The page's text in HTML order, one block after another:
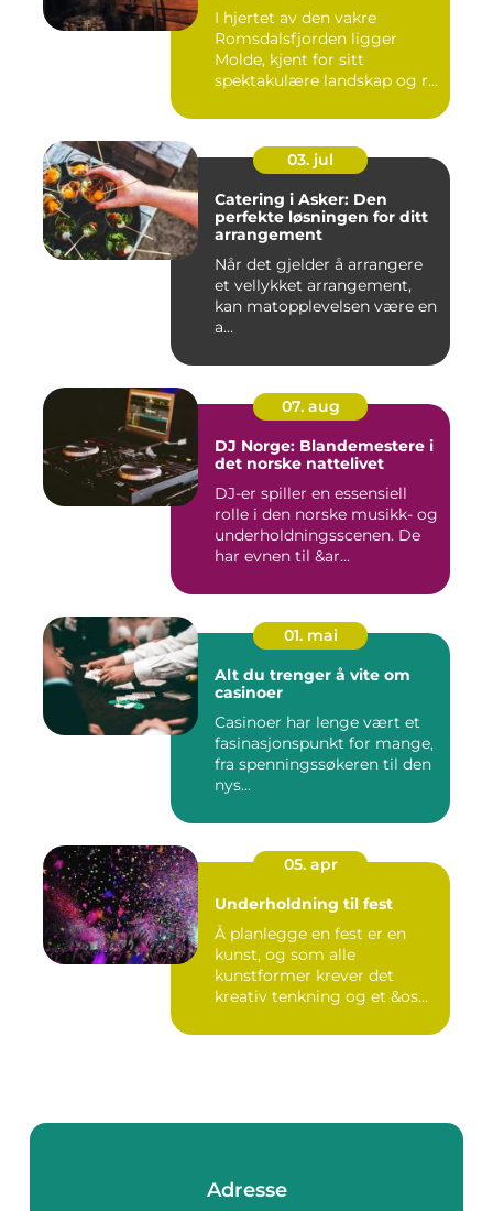
I hjertet av den vakre
Romsdalsfjorden ligger
Molde, kjent for sitt
spektakulære landskap og r...
03. jul
Catering i Asker: Den
perfekte løsningen for ditt
arrangement
Når det gjelder å arrangere
et vellykket arrangement,
kan matopplevelsen være en
a...
07. aug
DJ Norge: Blandemestere i
det norske nattelivet
DJ-er spiller en essensiell
rolle i den norske musikk- og
underholdningsscenen. De
har evnen til &ar...
01. mai
Alt du trenger å vite om
casinoer
Casinoer har lenge vært et
fasinasjonspunkt for mange,
fra spenningssøkeren til den
nys...
05. apr
Underholdning til fest
Å planlegge en fest er en
kunst, og som alle
kunstformer krever det
kreativ tenkning og et &os...
Adresse